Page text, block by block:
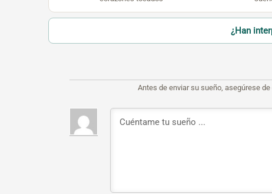
¿Han
Antes de enviar su sueño, asegúrese